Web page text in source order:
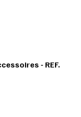
- REF.